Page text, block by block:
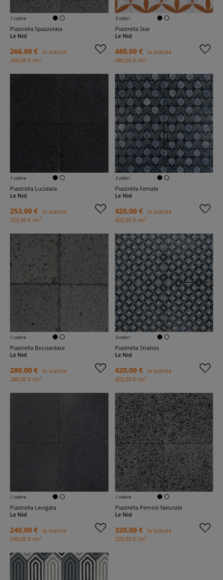
1 colore
Piastrella Spazzolata
Le Nid
266,00 €
la scatola
266,00 € /m2
5 colori
Piastrella Star
Le Nid
480,00 €
la scatola
480,00 € /m2
1 colore
Piastrella Lucidata
Le Nid
253,00 €
la scatola
253,00 € /m2
3 colori
Piastrella Female
Le Nid
420,00 €
la scatola
420,00 € /m2
1 colore
Piastrella Bocciardata
Le Nid
280,00 €
la scatola
280,00 € /m2
3 colori
Piastrella Straites
Le Nid
420,00 €
la scatola
420,00 € /m2
1 colore
Piastrella Levigata
Le Nid
240,00 €
la scatola
240,00 € /m2
1 colore
Piastrella Pernice Naturale
Le Nid
320,00 €
la scatola
320,00 € /m2